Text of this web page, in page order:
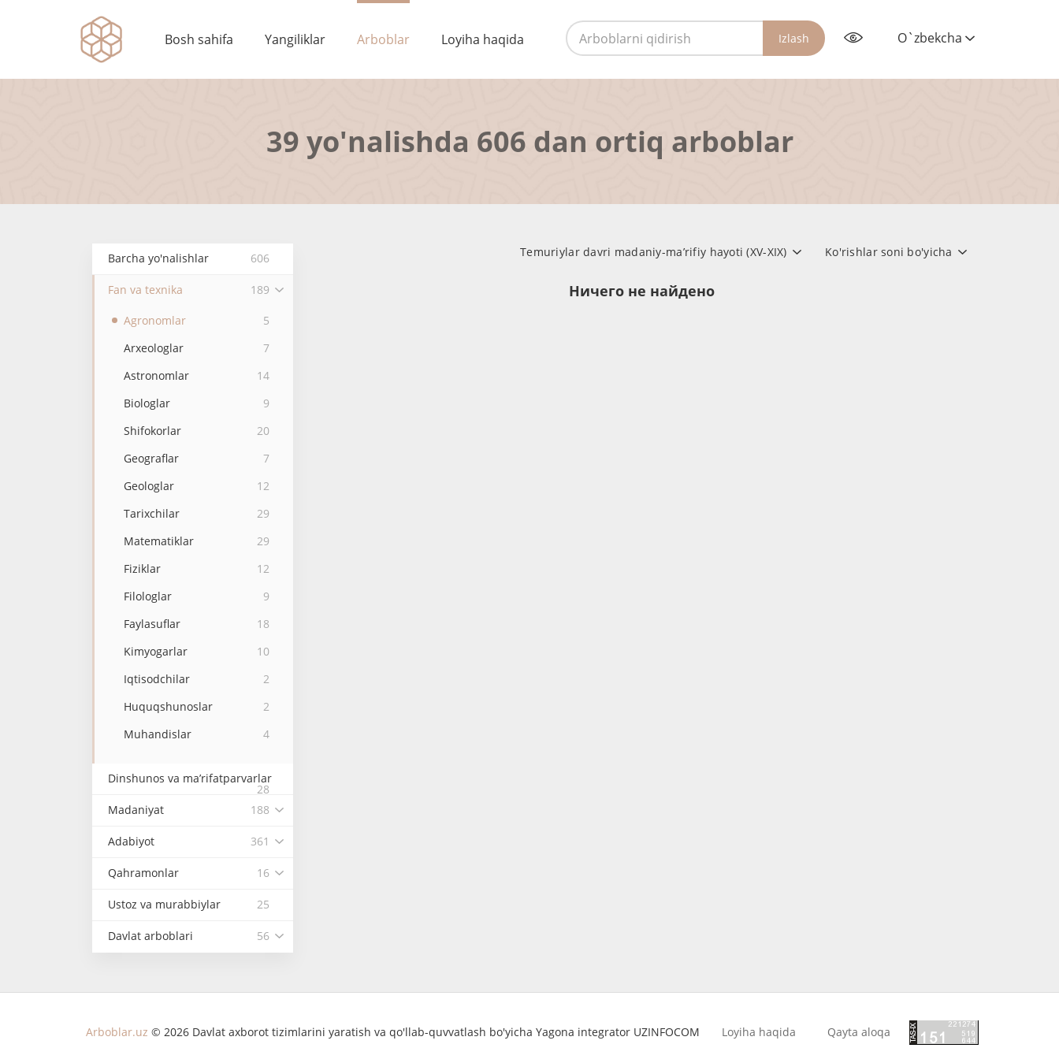
Bosh sahifa Yangiliklar Arboblar Loyiha haqida Izlash O`zbekcha
39 yo'nalishda 606 dan ortiq arboblar
Barcha yo'nalishlar 606
Fan va texnika 189
Agronomlar
5
Arxeologlar
7
Astronomlar
14
Biologlar
9
Shifokorlar
20
Geograflar
7
Geologlar
12
Tarixchilar
29
Matematiklar
29
Fiziklar
12
Filologlar
9
Faylasuflar
18
Kimyogarlar
10
Iqtisodchilar
2
Huquqshunoslar
2
Muhandislar
4
Dinshunos va ma’rifatparvarlar
28
Madaniyat
188
Adabiyot 361
Qahramonlar 16
Ustoz va murabbiylar 25
Davlat arboblari 56
Ko'rishlar soni bo'yicha
Temuriylar davri madaniy-ma’rifiy hayoti (XV-XIX)
Ничего не найдено
Arboblar.uz © 2026 Davlat axborot tizimlarini yaratish va qo'llab-quvvatlash bo'yicha Yagona integrator UZINFOCOM Loyiha haqida Qayta aloqa